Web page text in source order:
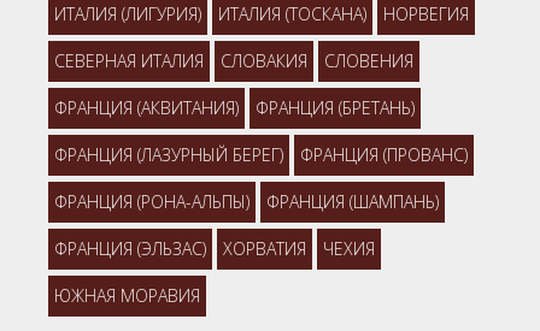
ИТАЛИЯ (ЛИГУРИЯ) ИТАЛИЯ (ТОСКАНА) НОРВЕГИЯ
СЕВЕРНАЯ ИТАЛИЯ СЛОВАКИЯ СЛОВЕНИЯ
ФРАНЦИЯ (АКВИТАНИЯ) ФРАНЦИЯ (БРЕТАНЬ)
ФРАНЦИЯ (ЛАЗУРНЫЙ БЕРЕГ) ФРАНЦИЯ (ПРОВАНС)
ФРАНЦИЯ (РОНА-АЛЬПЫ) ФРАНЦИЯ (ШАМПАНЬ)
ФРАНЦИЯ (ЭЛЬЗАС) ХОРВАТИЯ ЧЕХИЯ
ЮЖНАЯ МОРАВИЯ